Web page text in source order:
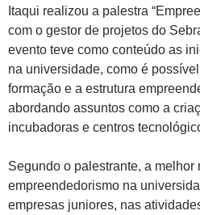
Itaqui realizou a palestra
com o gestor de projetos do
evento teve como conteúdo as
na universidade, como é
formação e a estrutura
abordando assuntos como a
incubadoras e centros
Segundo o palestrante, a
empreendedorismo na
empresas juniores, nas